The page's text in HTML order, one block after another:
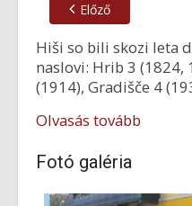
Előző
Hiši so bili skozi leta
naslovi: Hrib 3 (1824,
(1914), Gradišče 4
Olvasás tovább
Fotó galéria